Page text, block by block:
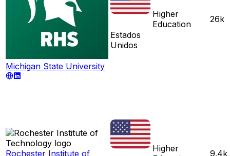
Michigan State University
Estados
Unidos
Higher
Education
26k
Rochester Institute of
Higher
9.4k